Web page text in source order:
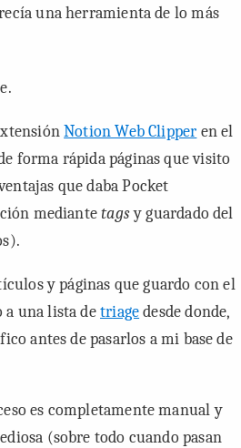
una herramienta de lo más
Notion Web Clipper en el
forma rápida páginas que visito
que dabaPocket
mediantetagsy guardado del
y páginas que guardo con el
una lista detriagedesde donde,
antes de pasarlos a mi base de
es completamente manual y
(sobre todo cuando pasan